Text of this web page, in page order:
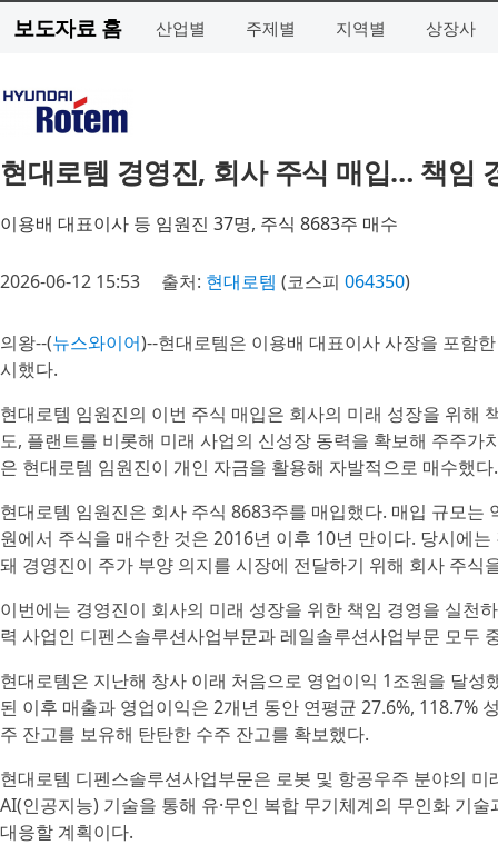
보도자료 홈 산업별 주제별 지역별 상장사
현대로템 경영진, 회사 주식 매입… 책임
이용배 대표이사 등 임원진 37명, 주식 8683주 매수
2026-06-12 15:53 출처: 현대로템 (코스피 064350)
의왕--(뉴스와이어)--현대로템은 이용배 대표이사 사장을 포함
시했다.
현대로템 임원진의 이번 주식 매입은 회사의 미래 성장을 위해
도, 플랜트를 비롯해 미래 사업의 신성장 동력을 확보해 주주
은 현대로템 임원진이 개인 자금을 활용해 자발적으로 매수했다.
현대로템 임원진은 회사 주식 8683주를 매입했다. 매입 규모는
원에서 주식을 매수한 것은 2016년 이후 10년 만이다. 당시에
돼 경영진이 주가 부양 의지를 시장에 전달하기 위해 회사 주식
이번에는 경영진이 회사의 미래 성장을 위한 책임 경영을 실천
력 사업인 디펜스솔루션사업부문과 레일솔루션사업부문 모두
현대로템은 지난해 창사 이래 처음으로 영업이익 1조원을 달
된 이후 매출과 영업이익은 2개년 동안 연평균 27.6%, 118.7%
주 잔고를 보유해 탄탄한 수주 잔고를 확보했다.
현대로템 디펜스솔루션사업부문은 로봇 및 항공우주 분야의
AI(인공지능) 기술을 통해 유·무인 복합 무기체계의 무인화 기
대응할 계획이다.